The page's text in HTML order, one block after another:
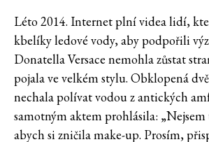
Léto 2014. Internet plní videa lidí,
kbelíky ledové vody, aby podpořili
Donatella Versace nemohla zůstat
pojala ve velkém stylu. Obklopená
nechala polívat vodou z antických
samotným aktem prohlásila:
abych si zničila make-up. Prosím,